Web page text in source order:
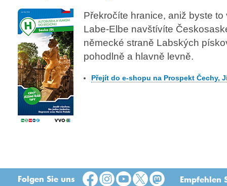
Překročíte hranice, aniž byste
Labe-Elbe navštívíte
německé straně Labských
pohodlně a hlavně levně.
Přejít do e-shopu na Prospekt Čechy,
Folgen Sie uns Empfehlen